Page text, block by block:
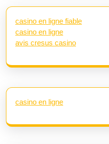
casino en ligne fiable
casino en ligne
avis cresus casino
casino en ligne